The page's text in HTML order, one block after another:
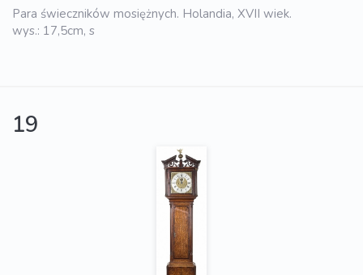
Para świeczników mosiężnych. Holandia, XVII wiek.
wys.: 17,5cm, s
19